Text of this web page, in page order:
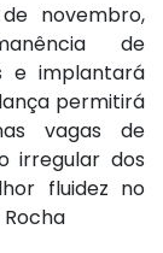
novembro,
de
e implantará
permitirá
vagas de
irregular dos
fluidez no